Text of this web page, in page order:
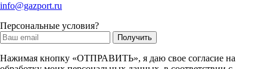
info@gazport.ru
Персональные условия?
Нажимая кнопку «ОТПРАВИТЬ», я даю свое согласие на